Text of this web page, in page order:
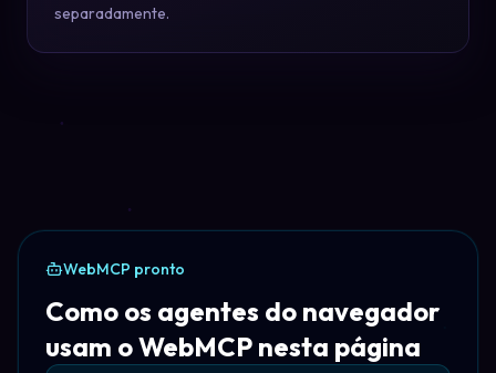
separadamente.
WebMCP pronto
Como os agentes do navegador
usam o WebMCP nesta página